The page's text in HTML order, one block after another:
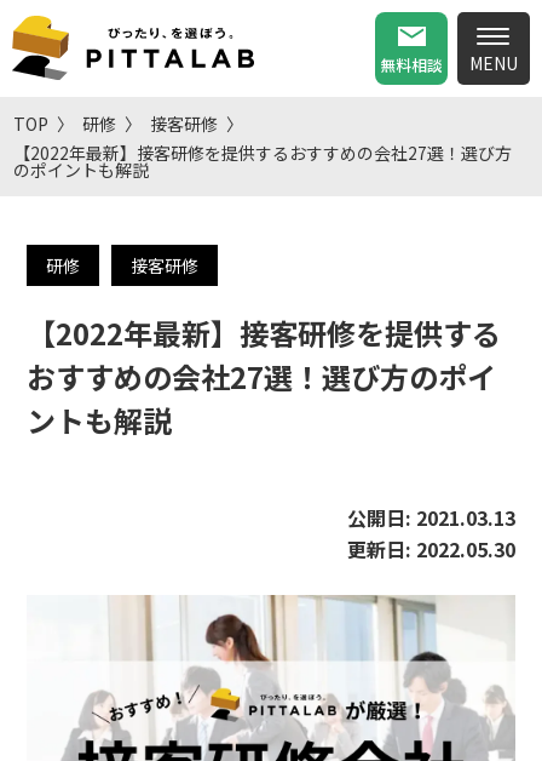
無料相談
TOP 研修
接客研修
【2022年最新】接客研修を提供するおすすめの会社27選！選び方
のポイントも解説
研修 接客研修
【2022年最新】接客研修を提供する
おすすめの会社27選！選び方のポイ
ントも解説
公開日: 2021.03.13
更新日: 2022.05.30